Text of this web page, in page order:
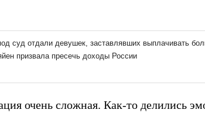
очень сложная. Как-то делились